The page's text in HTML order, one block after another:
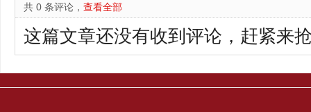
共 0 条评论， 查看全部
这篇文章还没有收到评论，赶紧来